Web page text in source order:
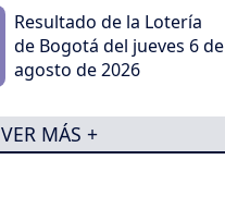
Resultado de la Lotería
de Bogotá del jueves 6 de
agosto de 2026
VER MÁS +